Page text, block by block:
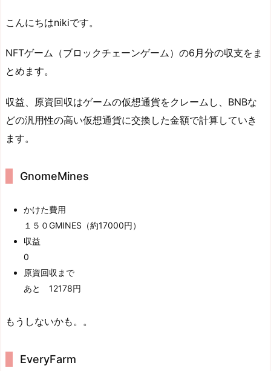
こんにちはnikiです。
NFTゲーム（ブロックチェーンゲーム）の6月分の収支をま
とめます。
収益、原資回収はゲームの仮想通貨をクレームし、BNBな
どの汎用性の高い仮想通貨に交換した金額で計算していき
ます。
GnomeMines
かけた費用
１５０GMINES（約17000円）
収益
0
原資回収まで
あと 12178円
もうしないかも。。
EveryFarm